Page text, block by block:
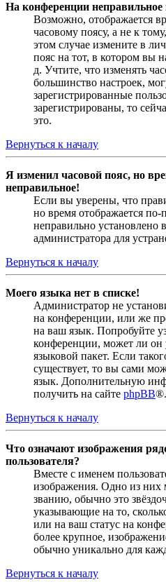
На конференции неправильное
Возможно, отображается
часовому поясу, а не к
этом случае измените в
пояс на тот, в котором вы
д. Учтите, что изменять
большинство настроек,
зарегистрированные
зарегистрированы, то
это.
Вернуться к началу
Я изменил часовой пояс, но
неправильное!
Если вы уверены, что
но время отображается
неправильно установлено
администратора для
Вернуться к началу
Моего языка нет в списке!
Администратор не
на конференции, или же
на ваш язык. Попробуйте
конференции, может ли
языковой пакет. Если
существует, то вы сами
язык. Дополнительную
получить на сайте phpBB®.
Вернуться к началу
Что означают изображения
пользователя?
Вместе с именем
изображения. Одно из них
званию, обычно это
указывающие на то,
или на ваш статус на
более крупное,
обычно уникально для
Вернуться к началу